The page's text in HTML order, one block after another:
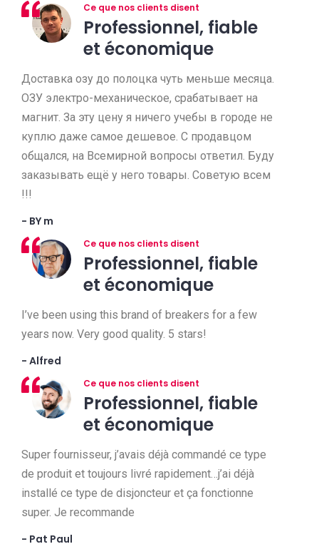
Ce que nos clients disent
Professionnel, fiable
et économique
Доставка озу до полоцка чуть меньше месяца.
ОЗУ электро-механическое, срабатывает на
магнит. За эту цену я ничего учебы в городе не
куплю даже самое дешевое. С продавцом
общался, на Всемирной вопросы ответил. Буду
заказывать ещё у него товары. Советую всем
!!!
- BY m
Ce que nos clients disent
Professionnel, fiable
et économique
I’ve been using this brand of breakers for a few
years now. Very good quality. 5 stars!
- Alfred
Ce que nos clients disent
Professionnel, fiable
et économique
Super fournisseur, j’avais déjà commandé ce type
de produit et toujours livré rapidement…j’ai déjà
installé ce type de disjoncteur et ça fonctionne
super. Je recommande
- Pat Paul